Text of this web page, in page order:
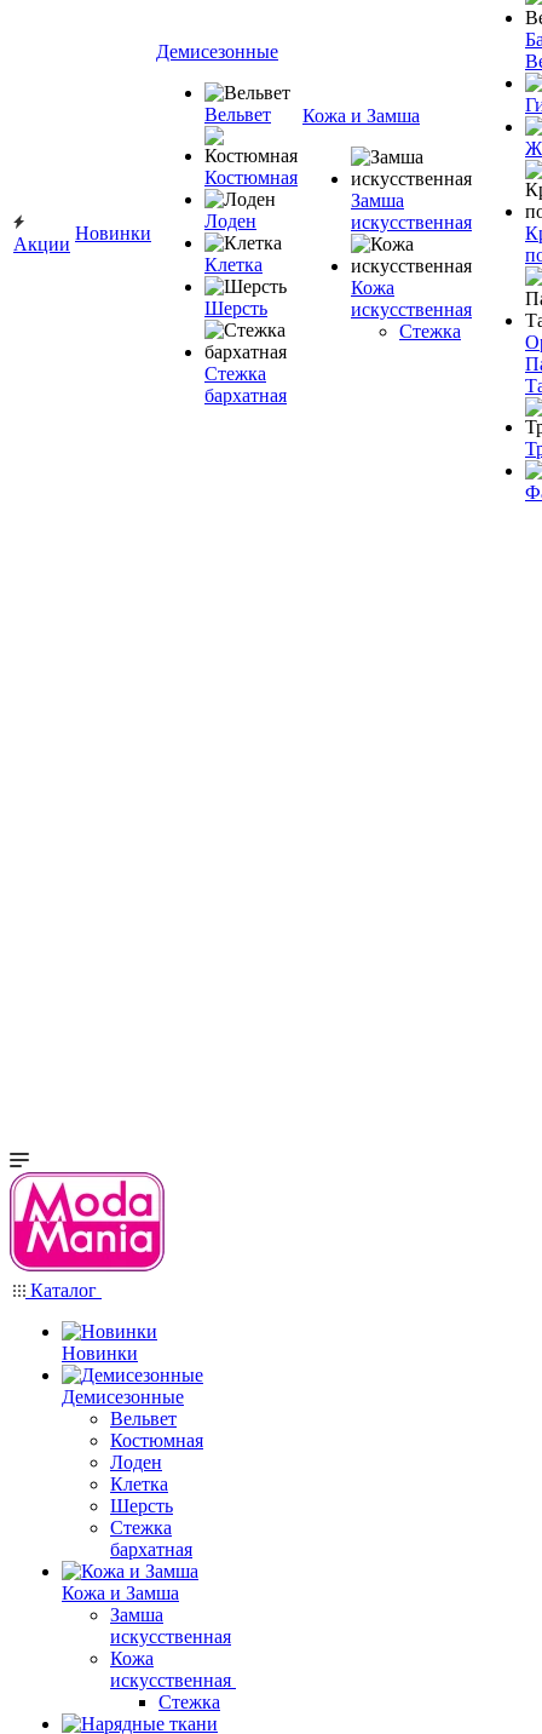
Акции
Новинки
Демисезонные
Вельвет
Костюмная
Лоден
Клетка
Шерсть
Стежка
бархатная
Кожа и Замша
Замша
искусственная
Кожа
искусственная
Стежка
Каталог
Новинки
Демисезонные
Вельвет
Костюмная
Лоден
Клетка
Шерсть
Стежка
бархатная
Кожа и Замша
Замша
искусственная
Кожа
искусственная
Стежка